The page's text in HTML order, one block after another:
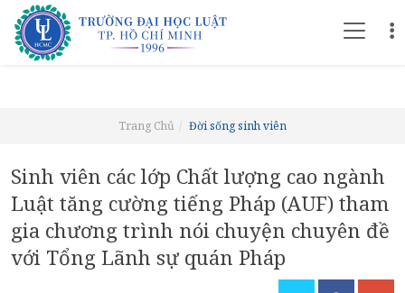
Trang Chủ Đời sống sinh viên
Sinh viên các lớp Chất lượng cao ngành
Luật tăng cường tiếng Pháp (AUF) tham
gia chương trình nói chuyện chuyên đề
với Tổng Lãnh sự quán Pháp